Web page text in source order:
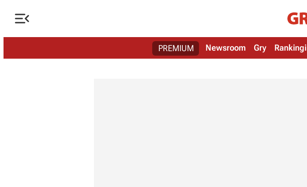

PREMIUM Newsroom Gry Rankingi